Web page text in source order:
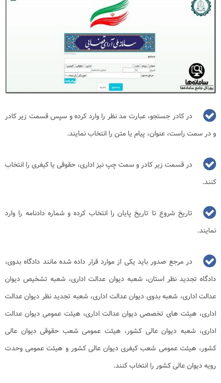
در کادر جستجو، عبارت مد نظر را وارد کرده و سپس قسمت زیر کادر
و در سمت راست، عنوان، پیام یا متن را انتخاب نمایند.
در قسمت زیر کادر و سمت چپ نیز اداری، حقوقی یا کیفری را انتخاب
کنند.
تاریخ شروع تا تاریخ پایان را انتخاب کرده و شماره دادنامه را وارد
نمایند.
در مرجع صدور باید یکی از موارد قرار داده شده مانند دادگاه بدوی،
دادگاه تجدید نظر استان، شعبه دیوان عدالت اداری، شعبه تشخیص دیوان
عدالت اداری، شعبه بدوی دیوان عدالت اداری، شعبه تجدید نظر دیوان عدالت
اداری، هیئت های تخصصی دیوان عدالت اداری، هیئت عمومی دیوان عدالت
اداری، شعبه دیوان عالی کشور، هیئت عمومی شعب حقوقی دیوان عالی
کشور، هیئت عمومی شعب کیفری دیوان عالی کشور و هیئت عمومی وحدت
رویه دیوان عالی کشور را انتخاب کنند.